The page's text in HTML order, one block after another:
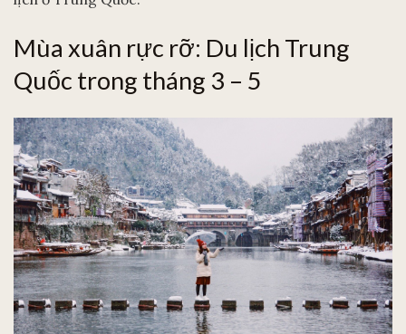
Mùa xuân rực rỡ: Du lịch Trung
Quốc trong tháng 3 – 5